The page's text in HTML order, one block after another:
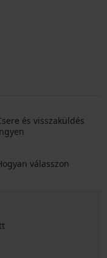
és visszaküldés
válasszon